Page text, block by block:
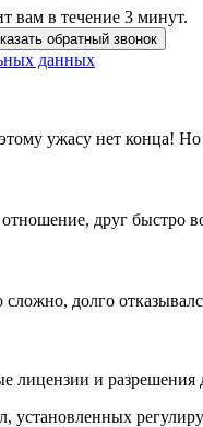
вам в течение 3 минут.
обратный звонок
данных
ужасу нет конца!
друг быстро
долго
лицензии и